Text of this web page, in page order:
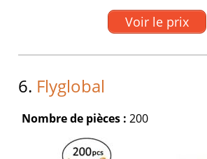
Voir le prix
6. Flyglobal
Nombre de pièces : 200